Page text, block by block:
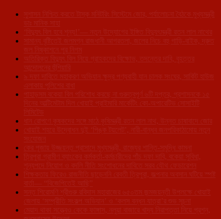
সুশাসন নিশ্চিত করতে টাস্ক মনিটরিং সিস্টেমে জোর, পর্যালোচনা বৈঠকে মুখ্যমন্ত্রী
ডাঃ মানিক সাহা
‘বিদ্যুৎ বিল হবে শূন্য!’— নতুন উদ্যোগের ইঙ্গিত বিদ্যুৎমন্ত্রী রতন লাল নাথের
সামান্য বৃষ্টিতেই জলমগ্ন রাজধানী আগরতলা, জলের নিচে বহু গাড়ি-বাইক, দ্রুত
জল নিষ্কাশনে পুর নিগম
অতিরিক্ত বিদ্যুৎ বিল নিয়ে গ্রাহকদের বিক্ষোভ, তদন্তের দাবি, বৃহত্তর
আন্দোলনের হুঁশিয়ারি
৯ দফা দাবিতে মহাকরণ অভিযান ক্ষুদ্র পণ্যবাহী যান চালক সংঘের, সার্কিট হাউজ
এলাকায় পুলিশের বাধা
পাহাড়সম বকেয়া বিল পরিশোধ করছে না গুরুত্বপূর্ণ ৬টি দপ্তর, প্রশাসনকে ১৫
দিনের আল্টিমেটাম দিল খোয়াই প্রাইমারি মার্কেটিং কো-অপারেটিভ সোসাইটি
লিমিটেড
ধান রোপণে কৃষকদের সঙ্গে মাঠে কৃষিমন্ত্রী রতন লাল নাথ, উন্নত চাষাবাদে জোর
খোয়াই শহরে উদ্বোধন দুই ‘পিঙ্ক টয়লেট’, নারী-বান্ধব জনপরিকাঠামোয় নতুন
সংযোজন
কের পূজায় উজ্জয়ন্ত প্রাসাদে মুখ্যমন্ত্রী, রাজ্যের শান্তি-সমৃদ্ধি কামনা
ত্রিপুরা গ্রামীণ ব্যাংকের কর্মকর্তা-কর্মচারীদের পাঁচ দফা দাবি, বকেয়া সুবিধা,
শূন্যপদে নিয়োগ ও বদলি নীতি সংশোধনের দাবিতে সরব যৌথ ফেডারেশন
শিক্ষকতায় ফিরেও রাজনীতি ছাড়েননি রেবতী ত্রিপুরা, জল্পনার অবসান ঘটিয়ে স্পষ্ট
বার্তা— “বিজেপিতেই আছি”
সন্ত শিরোমণি শ্রীগুরু রবিদাস মহারাজের ৬৫০তম জন্মজয়ন্তী উপলক্ষে খোয়াই
জেলায় ‘সম্প্রীতি সংকল্প অভিযান’ ও ‘কলস বন্ধন যাত্রা’র শুভ সূচনা
মেয়াদ থাকা সত্ত্বেও কেকে ফাঙ্গাস, নলুয়া বাজারে খাদ্য নিরাপত্তা নিয়ে প্রশ্ন,